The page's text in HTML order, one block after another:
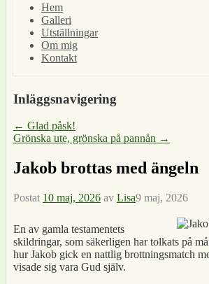
Hem
Galleri
Utställningar
Om mig
Kontakt
Inläggsnavigering
← Glad påsk!
Grönska ute, grönska på pannån →
Jakob brottas med ängeln
Postat 10 maj, 2026 av Lisa9 maj, 2026
En av gamla testamentets
skildringar, som säkerligen har tolkats på
hur Jakob gick en nattlig brottningsmatch
visade sig vara Gud själv.